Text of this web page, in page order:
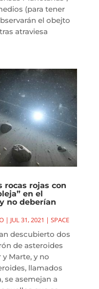
(para tener
el obejto
atraviesa
rocas rojas con
en el
no deberían
| JUL 31, 2021 | SPACE
descubierto dos
de asteroides
Marte, y no
llamados
se asemejan a